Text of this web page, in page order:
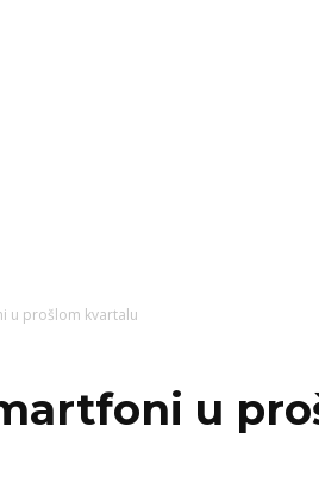
u prošlom kvartalu
u